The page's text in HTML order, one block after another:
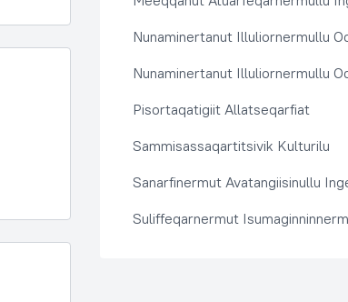
Nunaminertanut Illuliornermullu
Nunaminertanut Illuliornermullu
Pisortaqatigiit Allatseqarfiat
Sammisassaqartitsivik Kulturilu
Sanarfinermut Avatangiisinullu
Suliffeqarnermut